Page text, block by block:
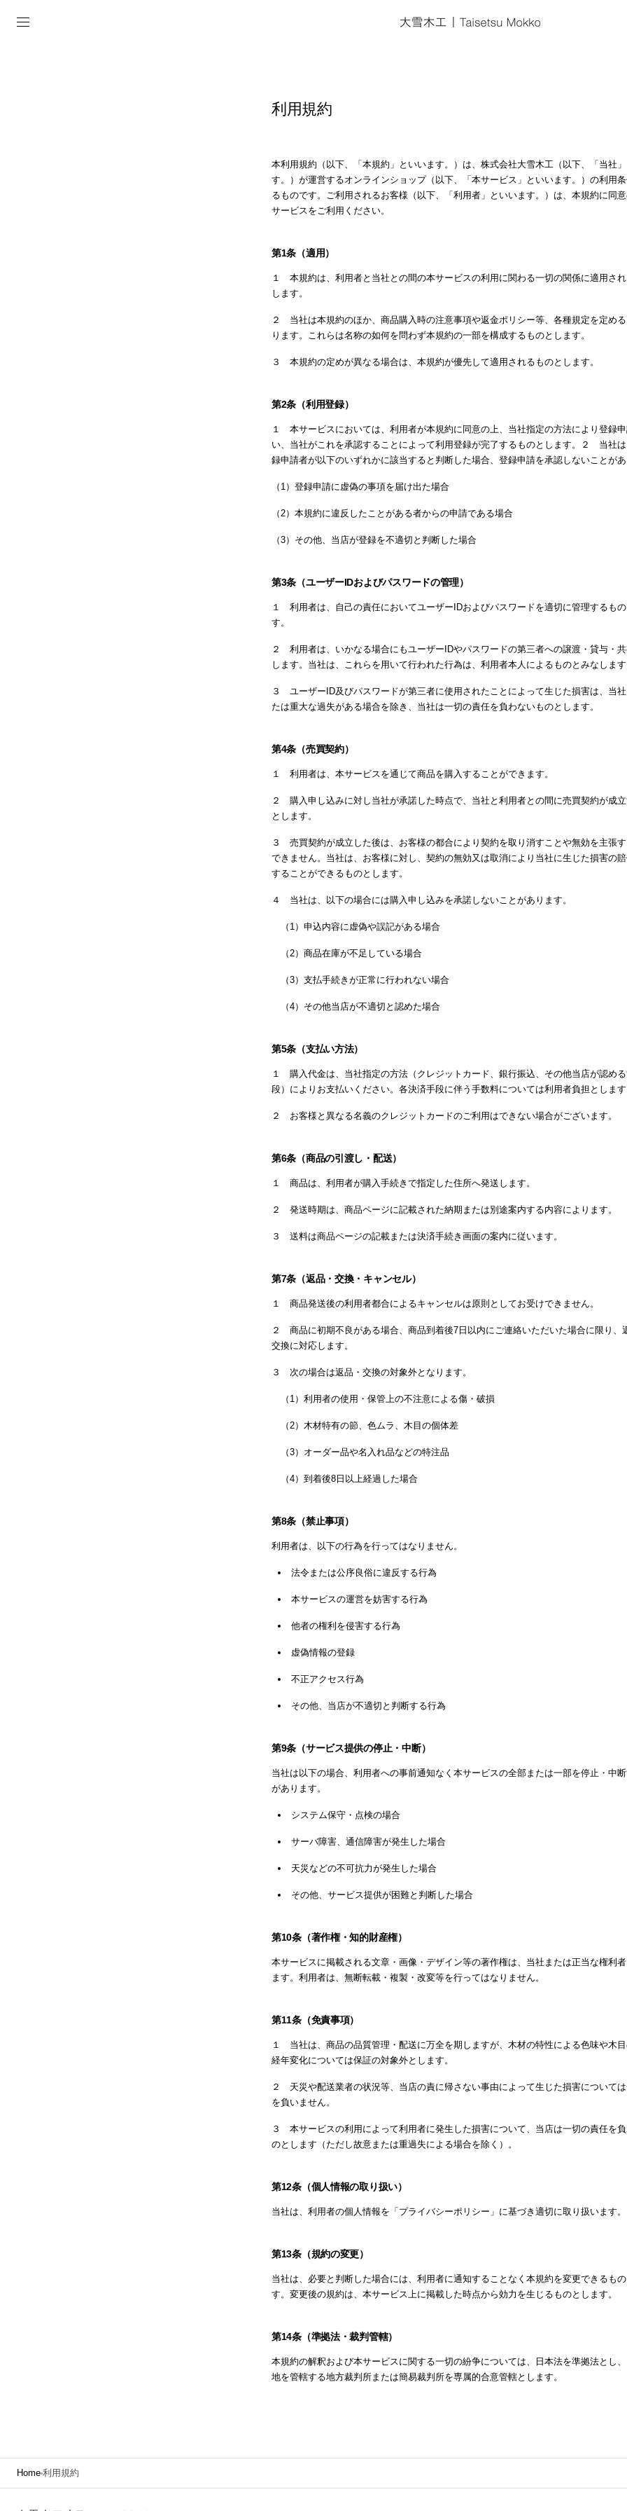
content
利用規約
本利用規約（以下、「本規約」といいます。）は、株式会社大雪木工（以下、「当社
す。）が運営するオンラインショップ（以下、「本サービス」といいます。）の利用
るものです。ご利用されるお客様（以下、「利用者」といいます。）は、本規約に同
サービスをご利用ください。
第1条（適用）
１ 本規約は、利用者と当社との間の本サービスの利用に関わる一切の関係に適用さ
します。
２ 当社は本規約のほか、商品購入時の注意事項や返金ポリシー等、各種規定を定め
ります。これらは名称の如何を問わず本規約の一部を構成するものとします。
３ 本規約の定めが異なる場合は、本規約が優先して適用されるものとします。
第2条（利用登録）
１ 本サービスにおいては、利用者が本規約に同意の上、当社指定の方法により登録
い、当社がこれを承認することによって利用登録が完了するものとします。２ 当社
録申請者が以下のいずれかに該当すると判断した場合、登録申請を承認しないことが
（1）登録申請に虚偽の事項を届け出た場合
（2）本規約に違反したことがある者からの申請である場合
（3）その他、当店が登録を不適切と判断した場合
第3条（ユーザーIDおよびパスワードの管理）
１ 利用者は、自己の責任においてユーザーIDおよびパスワードを適切に管理するも
す。
２ 利用者は、いかなる場合にもユーザーIDやパスワードの第三者への譲渡・貸与・
します。当社は、これらを用いて行われた行為は、利用者本人によるものとみなしま
３ ユーザーID及びパスワードが第三者に使用されたことによって生じた損害は、当
たは重大な過失がある場合を除き、当社は一切の責任を負わないものとします。
第4条（売買契約）
１ 利用者は、本サービスを通じて商品を購入することができます。
２ 購入申し込みに対し当社が承諾した時点で、当社と利用者との間に売買契約が成
とします。
３ 売買契約が成立した後は、お客様の都合により契約を取り消すことや無効を主張
できません。当社は、お客様に対し、契約の無効又は取消により当社に生じた損害の
することができるものとします。
４ 当社は、以下の場合には購入申し込みを承諾しないことがあります。
（1）申込内容に虚偽や誤記がある場合
（2）商品在庫が不足している場合
（3）支払手続きが正常に行われない場合
（4）その他当店が不適切と認めた場合
第5条（支払い方法）
１ 購入代金は、当社指定の方法（クレジットカード、銀行振込、その他当店が認め
段）によりお支払いください。各決済手段に伴う手数料については利用者負担としま
２ お客様と異なる名義のクレジットカードのご利用はできない場合がございます。
第6条（商品の引渡し・配送）
１ 商品は、利用者が購入手続きで指定した住所へ発送します。
２ 発送時期は、商品ページに記載された納期または別途案内する内容によります。
３ 送料は商品ページの記載または決済手続き画面の案内に従います。
第7条（返品・交換・キャンセル）
１ 商品発送後の利用者都合によるキャンセルは原則としてお受けできません。
２ 商品に初期不良がある場合、商品到着後7日以内にご連絡いただいた場合に限り、
交換に対応します。
３ 次の場合は返品・交換の対象外となります。
（1）利用者の使用・保管上の不注意による傷・破損
（2）木材特有の節、色ムラ、木目の個体差
（3）オーダー品や名入れ品などの特注品
（4）到着後8日以上経過した場合
第8条（禁止事項）
利用者は、以下の行為を行ってはなりません。
法令または公序良俗に違反する行為
本サービスの運営を妨害する行為
他者の権利を侵害する行為
虚偽情報の登録
不正アクセス行為
その他、当店が不適切と判断する行為
第9条（サービス提供の停止・中断）
当社は以下の場合、利用者への事前通知なく本サービスの全部または一部を停止・中
があります。
システム保守・点検の場合
サーバ障害、通信障害が発生した場合
天災などの不可抗力が発生した場合
その他、サービス提供が困難と判断した場合
第10条（著作権・知的財産権）
本サービスに掲載される文章・画像・デザイン等の著作権は、当社または正当な権利
ます。利用者は、無断転載・複製・改変等を行ってはなりません。
第11条（免責事項）
１ 当社は、商品の品質管理・配送に万全を期しますが、木材の特性による色味や木
経年変化については保証の対象外とします。
２ 天災や配送業者の状況等、当店の責に帰さない事由によって生じた損害について
を負いません。
３ 本サービスの利用によって利用者に発生した損害について、当店は一切の責任を
のとします（ただし故意または重過失による場合を除く）。
第12条（個人情報の取り扱い）
当社は、利用者の個人情報を「プライバシーポリシー」に基づき適切に取り扱います。
第13条（規約の変更）
当社は、必要と判断した場合には、利用者に通知することなく本規約を変更できるも
す。変更後の規約は、本サービス上に掲載した時点から効力を生じるものとします。
第14条（準拠法・裁判管轄）
本規約の解釈および本サービスに関する一切の紛争については、日本法を準拠法とし
地を管轄する地方裁判所または簡易裁判所を専属的合意管轄とします。
Home 利用規約